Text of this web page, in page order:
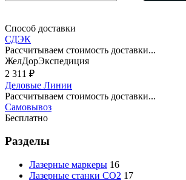
Способ доставки
СДЭК
Рассчитываем стоимость доставки...
ЖелДорЭкспедиция
2 311 ₽
Деловые Линии
Рассчитываем стоимость доставки...
Самовывоз
Бесплатно
Разделы
Лазерные маркеры 16
Лазерные станки CO2 17